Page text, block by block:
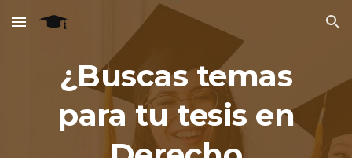
Skip to main content Skip to navigation
¿Buscas temas
para tu tesis en